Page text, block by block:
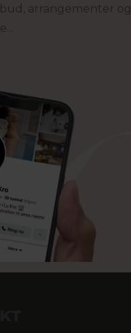
arrangementer og